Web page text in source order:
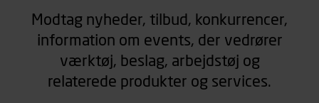
Modtag nyheder, tilbud, konkurrencer,
information om events, der vedrører
værktøj, beslag, arbejdstøj og
relaterede produkter og services.